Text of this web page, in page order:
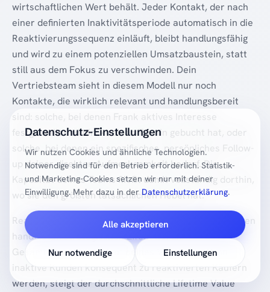
wirtschaftlichen Wert behält. Jeder Kontakt, der nach
einer definierten Inaktivitätsperiode automatisch in die
Reaktivierungssequenz einläuft, bleibt handlungsfähig
und wird zu einem potenziellen Umsatzbaustein, statt
still aus dem Fokus zu verschwinden. Dein
Vertriebsteam sieht in diesem Modell nur noch
Kontakte, die wirklich relevant und handlungsbereit
sind: solche, bei denen Frank aktives Interesse
festgestellt und direkt einen Termin gebucht hat, oder
solche, bei denen ein spezifisches, persönliches Follow-
up deiner direkten Aufmerksamkeit bedarf. Die
Kapazität deines Teams fließt damit vollständig dorthin,
wo sie den größten tatsächlichen Hebel hat.
Reaktivierung als dauerhafter Prozess hat zudem einen
handfesten strategischen Effekt auf die
Gesamtwirtschaftlichkeit deines Vertriebs. Wenn
inaktive Kunden konsequent zu reaktivierten Käufern
werden, steigt der durchschnittliche Lifetime Value
Datenschutz-Einstellungen
Wir nutzen Cookies und ähnliche Technologien.
Notwendige sind für den Betrieb erforderlich. Statistik-
und Marketing-Cookies setzen wir nur mit deiner
Einwilligung. Mehr dazu in derDatenschutzerklärung.
Alle akzeptieren
Nur notwendige Einstellungen